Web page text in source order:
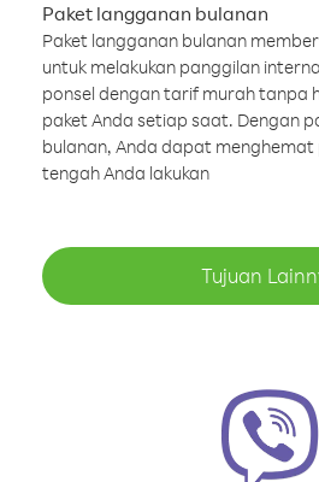
Paket langganan bulanan
Paket langganan bulanan
untuk melakukan panggilan
ponsel dengan tarif murah tanpa
paket Anda setiap saat. Dengan
bulanan, Anda dapat
tengah Anda lakukan
Tujuan